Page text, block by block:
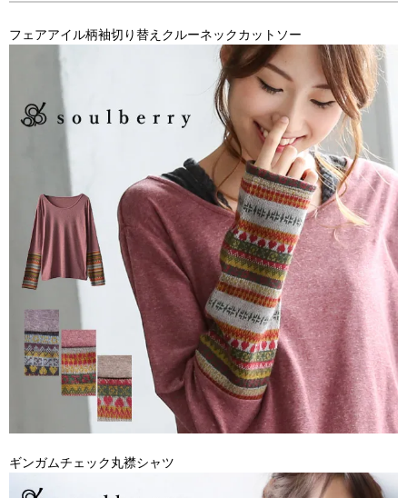
フェアアイル柄袖切り替えクルーネックカットソー
ギンガムチェック丸襟シャツ